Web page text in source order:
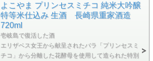
よこやま プリンセスミチコ 純米大吟醸
特等米仕込み 生酒 長崎県重家酒造
720ml
壱岐島で復活した酒
エリザベス女王から献呈されたバラ「プリンセスミ
チコ」から分離した花酵母を使用して造られた特別